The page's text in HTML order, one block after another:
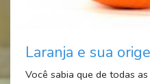
Laranja e sua
Você sabia que de todas